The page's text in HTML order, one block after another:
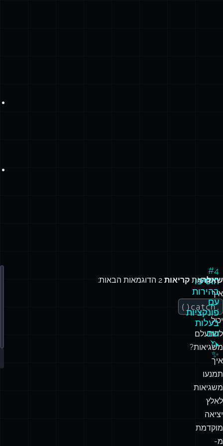
שאלה:
איך
.catch()
יכול
להתעלם
משגיאות?
איך
תמנעו
משגיאות
לאלץ
יציאה
מוקדמת
מ-
#4
הוסיפו
בהירות
עם
פונקציות
בעלות
שם
🦄
✨
השוו את קריאות